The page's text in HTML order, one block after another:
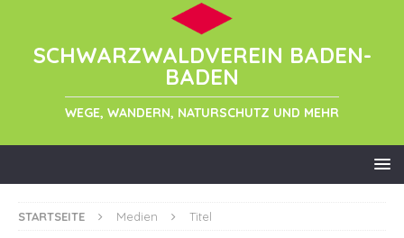
SCHWARZWALDVEREIN BADEN-
BADEN
WEGE, WANDERN, NATURSCHUTZ UND MEHR
STARTSEITE Medien Titel